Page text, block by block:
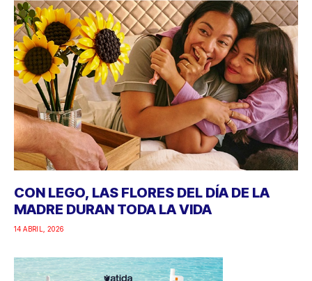
CON LEGO, LAS FLORES DEL DÍA DE LA
MADRE DURAN TODA LA VIDA
14 ABRIL, 2026